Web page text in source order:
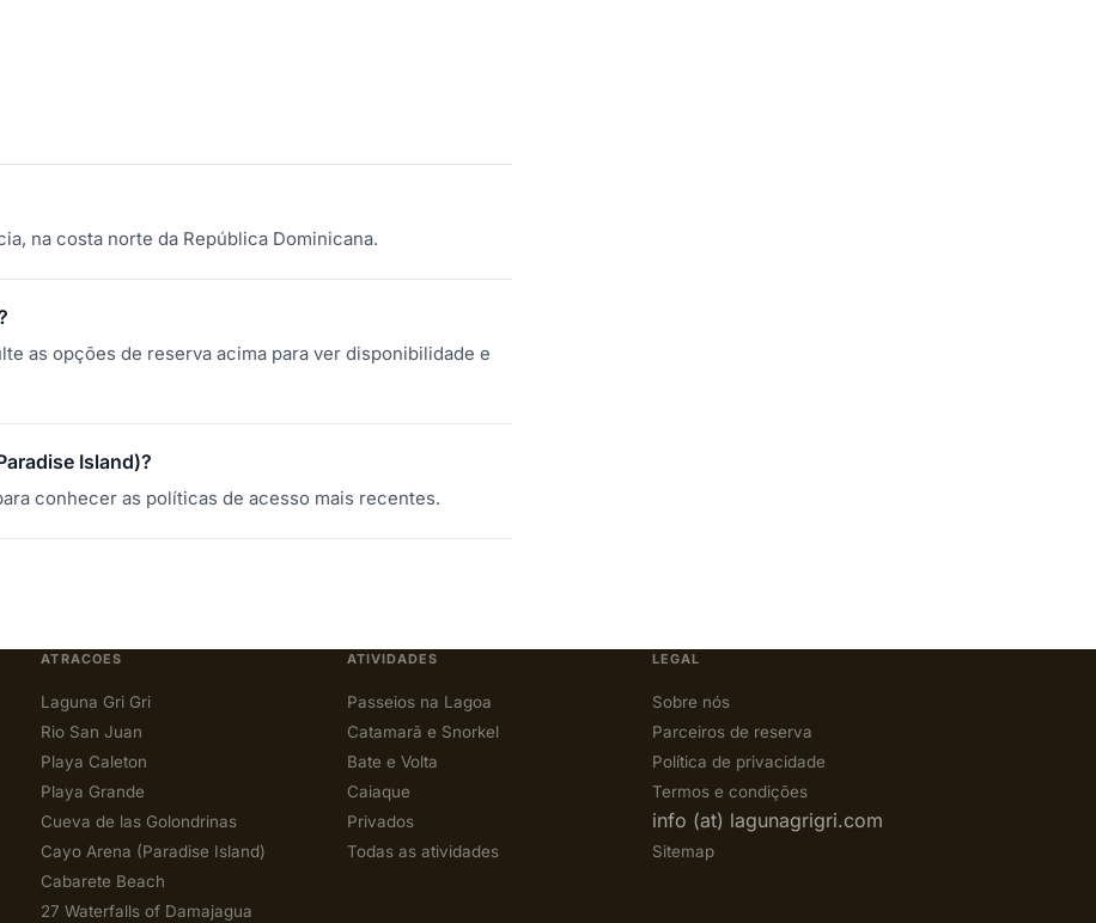
na costa norte da República Dominicana.
as opções de reserva acima para ver disponibilidade e
Island)?
conhecer as políticas de acesso mais recentes.
ATRACOES
Laguna Gri Gri
Rio San Juan
Playa Caleton
Playa Grande
Cueva de las Golondrinas
Cayo Arena (Paradise Island)
Cabarete Beach
27 Waterfalls of Damajagua
ATIVIDADES
Passeios na Lagoa
Catamarã e Snorkel
Bate e Volta
Caiaque
Privados
Todas as atividades
LEGAL
Sobre nós
Parceiros de reserva
Política de privacidade
Termos e condições
info (at) lagunagrigri.com
Sitemap